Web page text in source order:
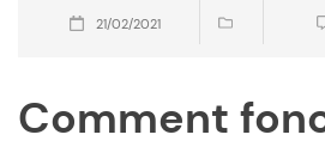
21/02/2021
Comment